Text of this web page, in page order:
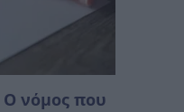
Ο νόμος που